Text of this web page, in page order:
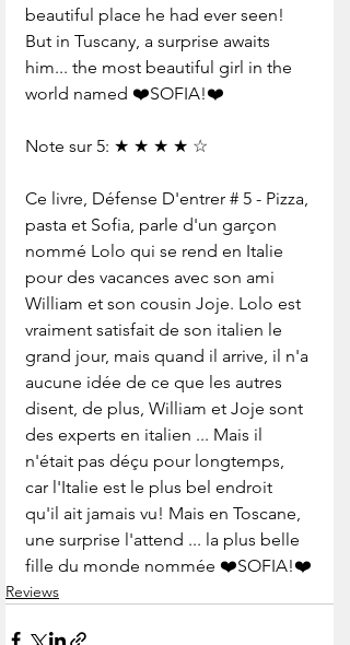
beautiful place he had ever seen!
But in Tuscany, a surprise awaits
him... the most beautiful girl in the
world named ❤️SOFIA!❤️
Note sur 5: ★ ★ ★ ★ ☆
Ce livre, Défense D'entrer # 5 - Pizza,
pasta et Sofia, parle d'un garçon
nommé Lolo qui se rend en Italie
pour des vacances avec son ami
William et son cousin Joje. Lolo est
vraiment satisfait de son italien le
grand jour, mais quand il arrive, il n'a
aucune idée de ce que les autres
disent, de plus, William et Joje sont
des experts en italien ... Mais il
n'était pas déçu pour longtemps,
car l'Italie est le plus bel endroit
qu'il ait jamais vu! Mais en Toscane,
une surprise l'attend ... la plus belle
fille du monde nommée ❤️SOFIA!❤️
Reviews